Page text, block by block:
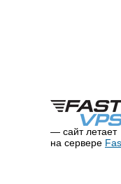
— сайт летает
на сервере